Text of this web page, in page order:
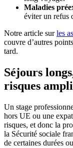
Maladies
éviter un refus
Notre article surles
couvre d’autres
tard.
Séjours
risques
Un stage
hors UE ou une
risques, et donc la
la Sécurité sociale
de certaines durées